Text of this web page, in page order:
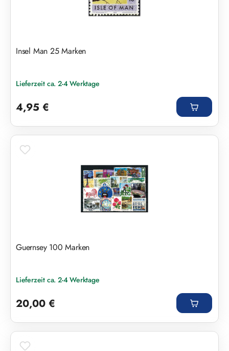
Insel Man 25 Marken
Lieferzeit ca. 2-4 Werktage
4,95 €
Guernsey 100 Marken
Lieferzeit ca. 2-4 Werktage
20,00 €